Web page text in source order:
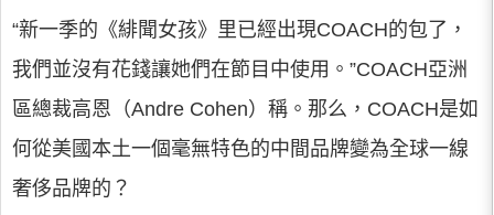
“新一季的《緋聞女孩》里已經出現COACH的包了，
我們並沒有花錢讓她們在節目中使用。”COACH亞洲
區總裁高恩（Andre Cohen）稱。那么，COACH是如
何從美國本土一個毫無特色的中間品牌變為全球一線
奢侈品牌的？